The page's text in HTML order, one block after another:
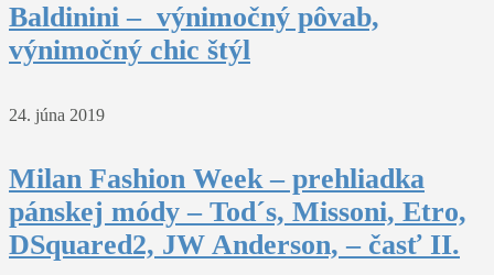
Baldinini – výnimočný pôvab,
výnimočný chic štýl
24. júna 2019
Milan Fashion Week – prehliadka
pánskej módy – Tod´s, Missoni, Etro,
DSquared2, JW Anderson, – časť II.